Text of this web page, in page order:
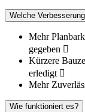
Welche
Mehr
gegeben 
Kürzere
erledigt 
Mehr
Wie funktioniert es?